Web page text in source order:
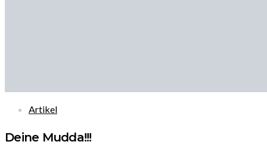
Artikel
Deine Mudda!!!